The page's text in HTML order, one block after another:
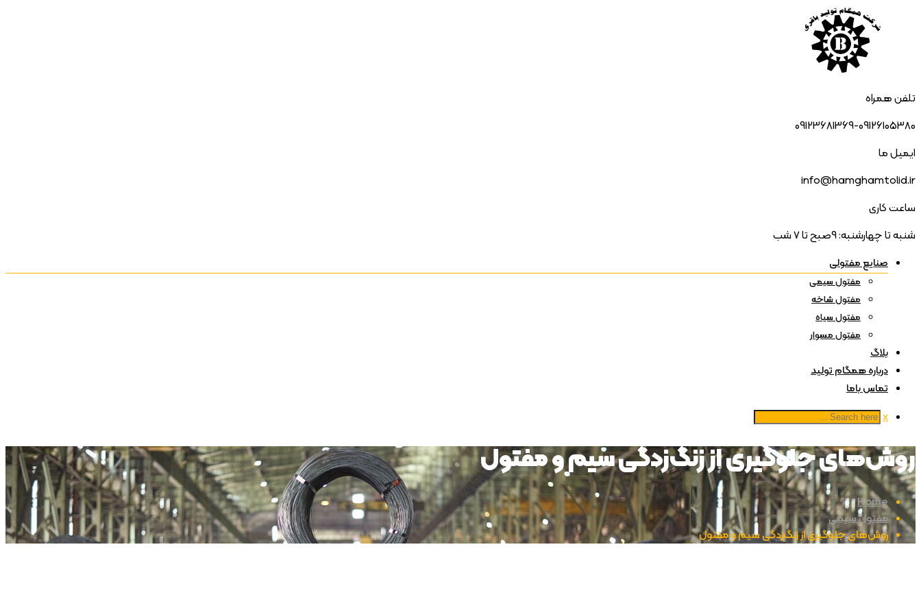
تلفن همراه
09123681369-09126105380
ایمیل ما
info@hamghamtolid.ir
ساعت کاری
شنبه تا چهارشنبه: 9صبح تا 7 شب
صنایع مفتولی
مفتول سیمی
مفتول شاخه
مفتول سیاه
مفتول مسوار
بلاگ
درباره همگام تولید
تماس باما
x
روش‌های جلوگیری از زنگ‌زدگی سیم و مفتول
Home
مفتول سیمی
روش‌های جلوگیری از زنگ‌زدگی سیم و مفتول